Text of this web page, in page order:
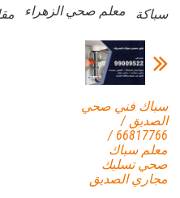
سباكة
معلم صحي الزهراء
سباك فني صحي
الصديق /
66817766 /
معلم سباك
صحي تسليك
مجاري الصديق